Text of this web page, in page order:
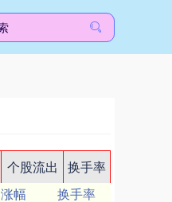
个股流出
换手率
涨幅
换手率